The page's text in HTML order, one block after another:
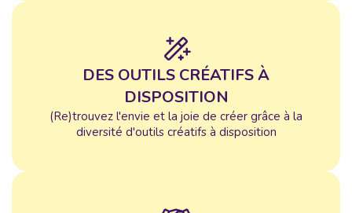
DES OUTILS CRÉATIFS À
DISPOSITION
(Re)trouvez l'envie et la joie de créer grâce à la
diversité d'outils créatifs à disposition